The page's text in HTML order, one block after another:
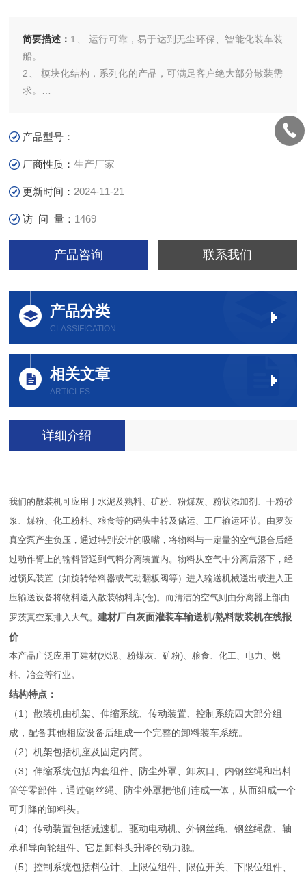
简要描述： 1、 运行可靠，易于达到无尘环保、智能化装车装
船。
2、 模块化结构，系列化的产品，可满足客户绝大部分散装需
求。
4、 可据客户散装工况与需要，免费提供效果好、成本合理的
无忧散装及除尘方案。建材厂白灰面灌装车输送机/熟料散装
产品型号：
厂商性质：生产厂家
更新时间： 2024-11-21
访 问 量： 1469
产品咨询 联系我们
产品分类
CLASSIFICATION
相关文章
ARTICLES
详细介绍
我们的散装机可应用于水泥及熟料、矿粉、粉煤灰、粉状添加剂、干粉砂
浆、煤粉、化工粉料、粮食等的码头中转及储运、工厂输运环节。 由罗茨
真空泵产生负压，通过特别设计的吸嘴，将物料与一定量的空气混合后经
过动作臂上的输料管送到气料分离装置内。物料从空气中分离后落下，经
过锁风装置（如旋转给料器或气动翻板阀等）进入输送机械送出或进入正
压输送设备将物料送入散装物料库(仓)。而清洁的空气则由分离器上部由
罗茨真空泵排入大气。建材厂白灰面灌装车输送机/熟料散装机在线报
价
本产品广泛应用于建材(水泥、粉煤灰、矿粉)、粮食、化工、电力、燃
料、冶金等行业。
结构特点：
（1）散装机由机架、伸缩系统、传动装置、控制系统四大部分组
成，配备其他相应设备后组成一个完整的卸料装车系统。
（2）机架包括机座及固定内筒。
（3）伸缩系统包括内套组件、防尘外罩、卸灰口、内钢丝绳和出料
管等零部件，通过钢丝绳、防尘外罩把他们连成一体，从而组成一个
可升降的卸料头。
（4）传动装置包括减速机、驱动电动机、外钢丝绳、钢丝绳盘、轴
承和导向轮组件、它是卸料头升降的动力源。
（5）控制系统包括料位计、上限位组件、限位开关、下限位组件、